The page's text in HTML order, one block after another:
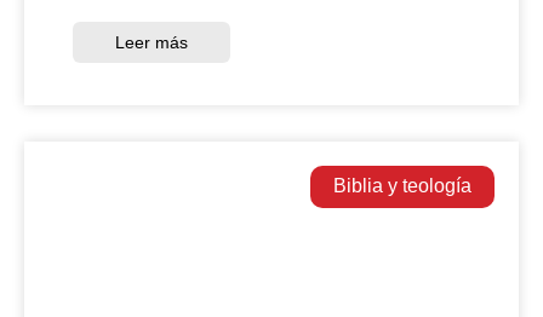
Leer más
Biblia y teología